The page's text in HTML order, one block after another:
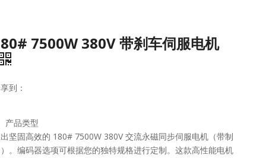
7500W 380V 带刹车伺服电机
到：
产品类型
坚固高效的 180# 7500W 380V 交流永磁同步伺服电机（带制
。编码器选项可根据您的独特规格进行定制。这款高性能电机